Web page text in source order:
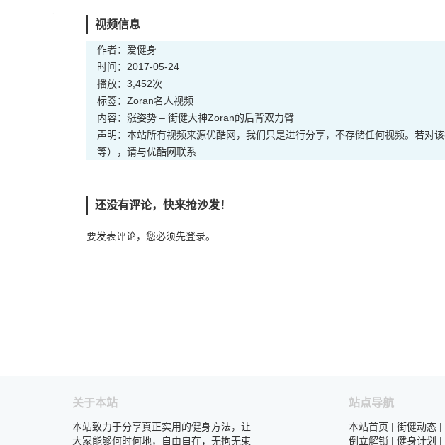
视频信息
作者：爱健身
时间：2017-05-24
播放：3,452次
标签： Zoran名人视频
内容：涨姿势 – 街健大神Zoran的后背双力臂
声明：本站所有视频来源优酷网，我们只是进行分享，不存储任何视频。若对
等），请与优酷网联系
还没有评论，快来抢沙发！
要发表评论，您必须先登录。
关于本站
本站致力于分享真正实用的健身方法，让
大家能够何时何地，自由自在，无拘无束
站点导航
本站首页 | 街健动态 |
倒立解锁 | 健身计划 |